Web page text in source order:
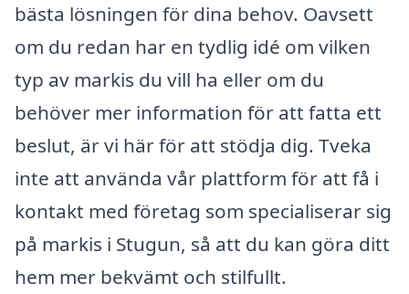
bästa lösningen för dina behov. Oavsett
om du redan har en tydlig idé om vilken
typ av markis du vill ha eller om du
behöver mer information för att fatta ett
beslut, är vi här för att stödja dig. Tveka
inte att använda vår plattform för att få i
kontakt med företag som specialiserar sig
på markis i Stugun, så att du kan göra ditt
hem mer bekvämt och stilfullt.